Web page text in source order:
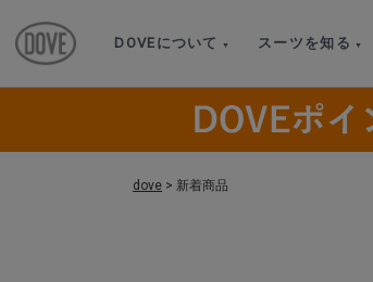
DOVEについて スーツを知る
dove > 新着商品